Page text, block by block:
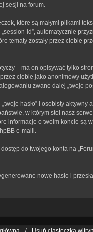
sesji na forum.
które są małymi plikami
id”, automatycznie
tematy zostały przez ciebie
– ma on opisywać tylko
ciebie jako anonimowy
zwane dalej „twoje
hasło” i osobisty aktywny
w którym stoi nasz
informacje o twoim koncie są
e-maili.
do twojego konta na
nowe hasło i